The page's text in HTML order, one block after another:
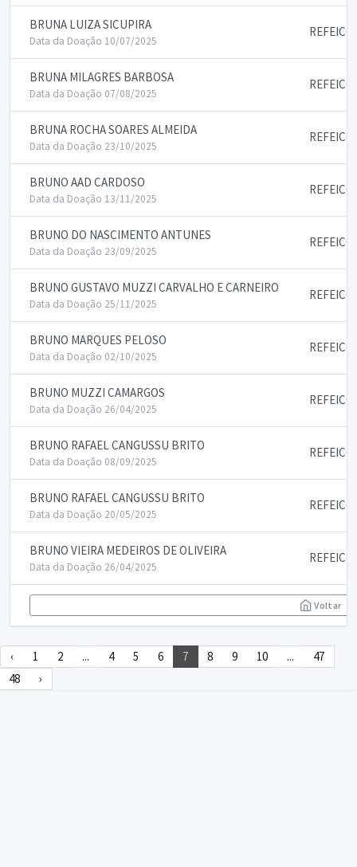
BRUNA LUIZA SICUPIRA
Data da Doação 10/07/2025
BRUNA MILAGRES BARBOSA
Data da Doação 07/08/2025
BRUNA ROCHA SOARES ALMEIDA
Data da Doação 23/10/2025
BRUNO AAD CARDOSO
Data da Doação 13/11/2025
BRUNO DO NASCIMENTO ANTUNES
Data da Doação 23/09/2025
BRUNO GUSTAVO MUZZI CARVALHO E CARNEIRO
Data da Doação 25/11/2025
BRUNO MARQUES PELOSO
Data da Doação 02/10/2025
BRUNO MUZZI CAMARGOS
Data da Doação 26/04/2025
BRUNO RAFAEL CANGUSSU BRITO
Data da Doação 08/09/2025
BRUNO RAFAEL CANGUSSU BRITO
Data da Doação 20/05/2025
BRUNO VIEIRA MEDEIROS DE OLIVEIRA
Data da Doação 26/04/2025
Voltar
‹ 1 2 ... 4 5 6 7 8 9 10 ...
47
48
›